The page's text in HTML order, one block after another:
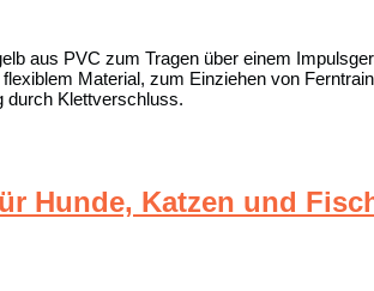
aus PVC zum Tragen über einem
Material, zum Einziehen von
durch Klettverschluss.
Hunde, Katzen und